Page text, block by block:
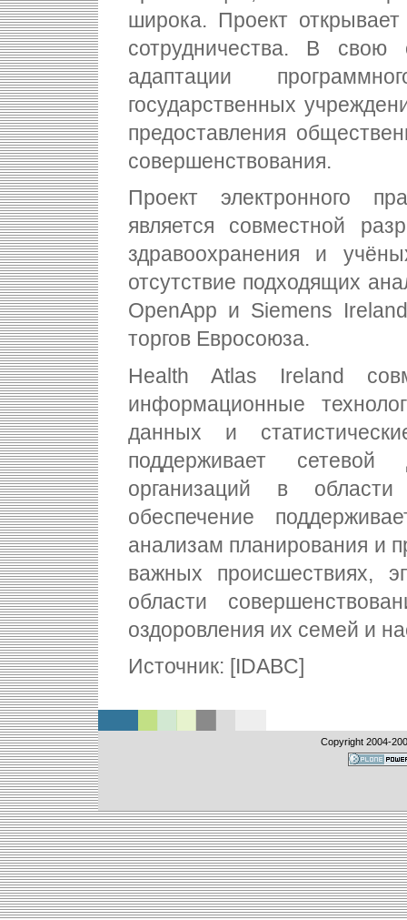
широка. Проект
сотрудничества. В свою
адаптации
государственных
предоставления
совершенствования.
Проект электронного
является совместной
здравоохранения и
отсутствие подходящих
OpenApp и Siemens
торгов Евросоюза.
Health Atlas Ireland
информационные
данных и
поддерживает
организаций в области
обеспечение
анализам планирования и
важных происшествиях,
области
оздоровления их семей и
Источник: [IDABC]
Copyright 2004-